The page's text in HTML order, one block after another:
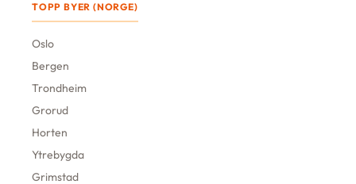
TOPP BYER (NORGE)
Oslo
Bergen
Trondheim
Grorud
Horten
Ytrebygda
Grimstad